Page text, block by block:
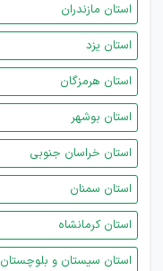
استان مازندران
استان یزد
استان هرمزگان
استان بوشهر
استان خراسان جنوبی
استان سمنان
استان کرمانشاه
استان سیستان و بلوچستان